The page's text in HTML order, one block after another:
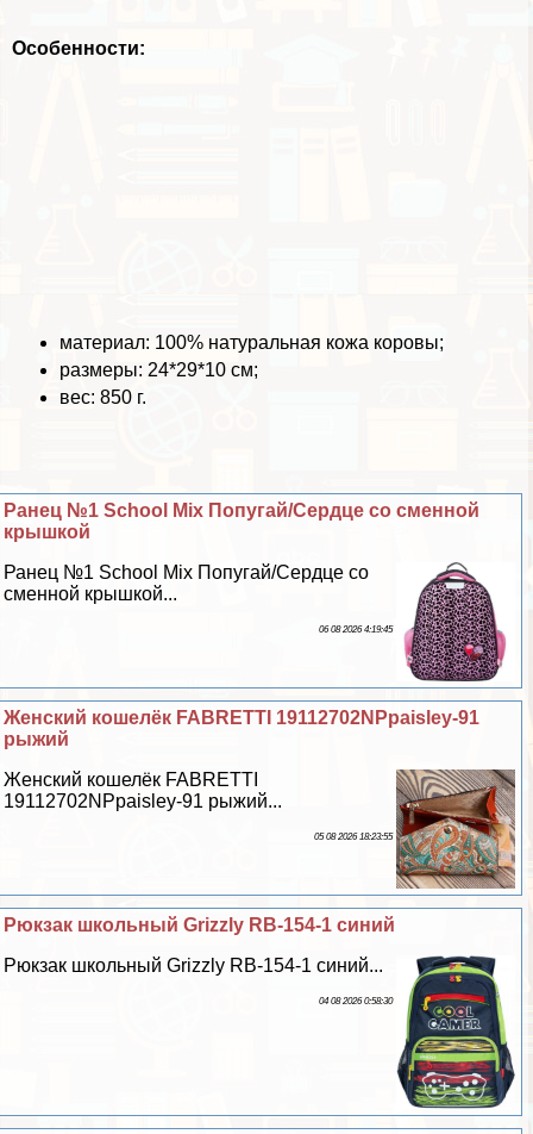
Особенности:
материал: 100% натуральная кожа коровы;
размеры: 24*29*10 см;
вес: 850 г.
Ранец №1 School Mix Попугай/Сердце со сменной
крышкой
Ранец №1 School Mix Попугай/Сердце со
сменной крышкой...
06 08 2026 4:19:45
Женский кошелёк FABRETTI 19112702NPpaisley-91
рыжий
Женский кошелёк FABRETTI
19112702NPpaisley-91 рыжий...
05 08 2026 18:23:55
Рюкзак школьный Grizzly RB-154-1 синий
Рюкзак школьный Grizzly RB-154-1 синий...
04 08 2026 0:58:30